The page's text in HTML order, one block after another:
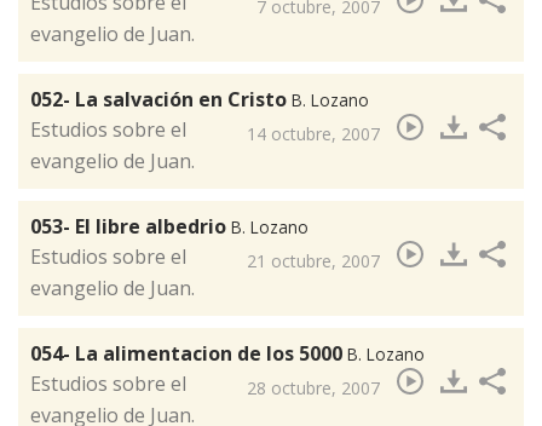
7 octubre, 2007
evangelio de Juan.
052- La salvación en Cristo B. Lozano
14 octubre, 2007
​Estudios sobre el
evangelio de Juan.
053- El libre albedrio B. Lozano
21 octubre, 2007
Estudios sobre el
evangelio de Juan.
054- La alimentacion de los 5000 B. Lozano
28 octubre, 2007
​Estudios sobre el
evangelio de Juan.